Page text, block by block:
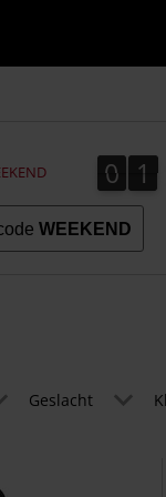
0
0 1
1
WEEKEND
Geslacht